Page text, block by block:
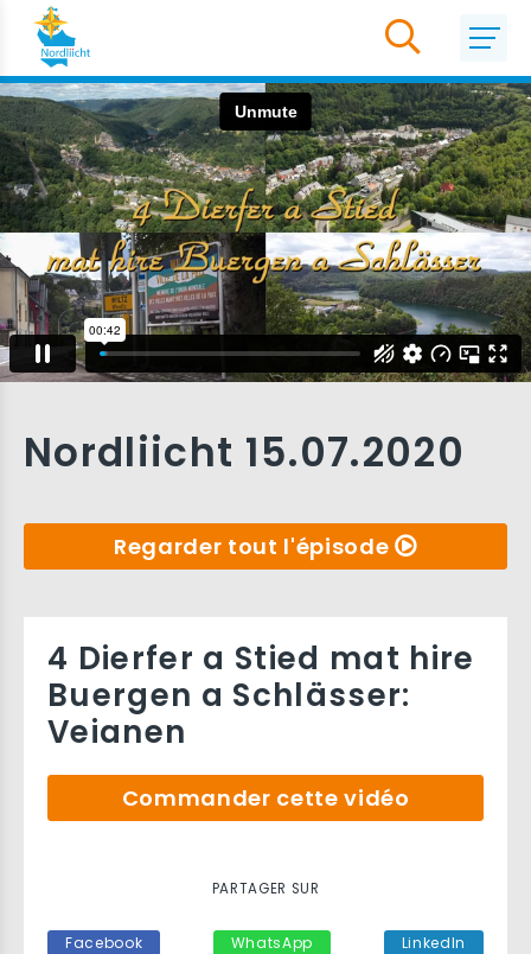
Nordliicht 15.07.2020
Regarder tout l'épisode
4 Dierfer a Stied mat hire
Buergen a Schlässer:
Veianen
Commander cette vidéo
PARTAGER SUR
Facebook WhatsApp LinkedIn